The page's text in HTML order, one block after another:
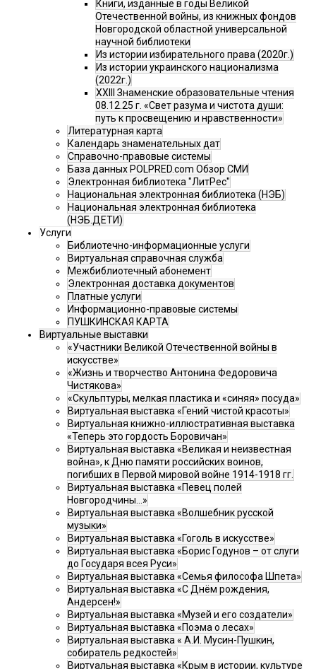
Книги, изданные в годы Великой
Отечественной войны, из книжных фондов
Новгородской областной универсальной
научной библиотеки
Из истории избирательного права (2020г.)
Из истории украинского национализма
(2022г.)
XXIII Знаменские образовательные чтения
08.12.25 г. «Свет разума и чистота души:
путь к просвещению и нравственности»
Литературная карта
Календарь знаменательных дат
Справочно-правовые системы
База данных POLPRED.com Обзор СМИ
Электронная библиотека "ЛитРес"
Национальная электронная библиотека (НЭБ)
Национальная электронная библиотека
(НЭБ.ДЕТИ)
Услуги
Библиотечно-информационные услуги
Виртуальная справочная служба
Межбиблиотечный абонемент
Электронная доставка документов
Платные услуги
Информационно-правовые системы
ПУШКИНСКАЯ КАРТА
Виртуальные выставки
«Участники Великой Отечественной войны в
искусстве»
«Жизнь и творчество Антонина Федоровича
Чистякова»
«Скульптуры, мелкая пластика и «синяя» посуда»
Виртуальная выставка «Гений чистой красоты»
Виртуальная книжно-иллюстративная выставка
«Теперь это гордость Боровичан»
Виртуальная выставка «Великая и неизвестная
война», к Дню памяти российских воинов,
погибших в Первой мировой войне 1914-1918 гг.
Виртуальная выставка «Певец полей
Новгородчины…»
Виртуальная выставка «Волшебник русской
музыки»
Виртуальная выставка «Гоголь в искусстве»
Виртуальная выставка «Борис Годунов – от слуги
до Государя всея Руси»
Виртуальная выставка «Семья философа Шпета»
Виртуальная выставка «С Днём рождения,
Андерсен!»
Виртуальная выставка «Музей и его создатели»
Виртуальная выставка «Поэма о лесах»
Виртуальная выставка « А.И. Мусин-Пушкин,
собиратель редкостей»
Виртуальная выставка «Крым в истории, культуре